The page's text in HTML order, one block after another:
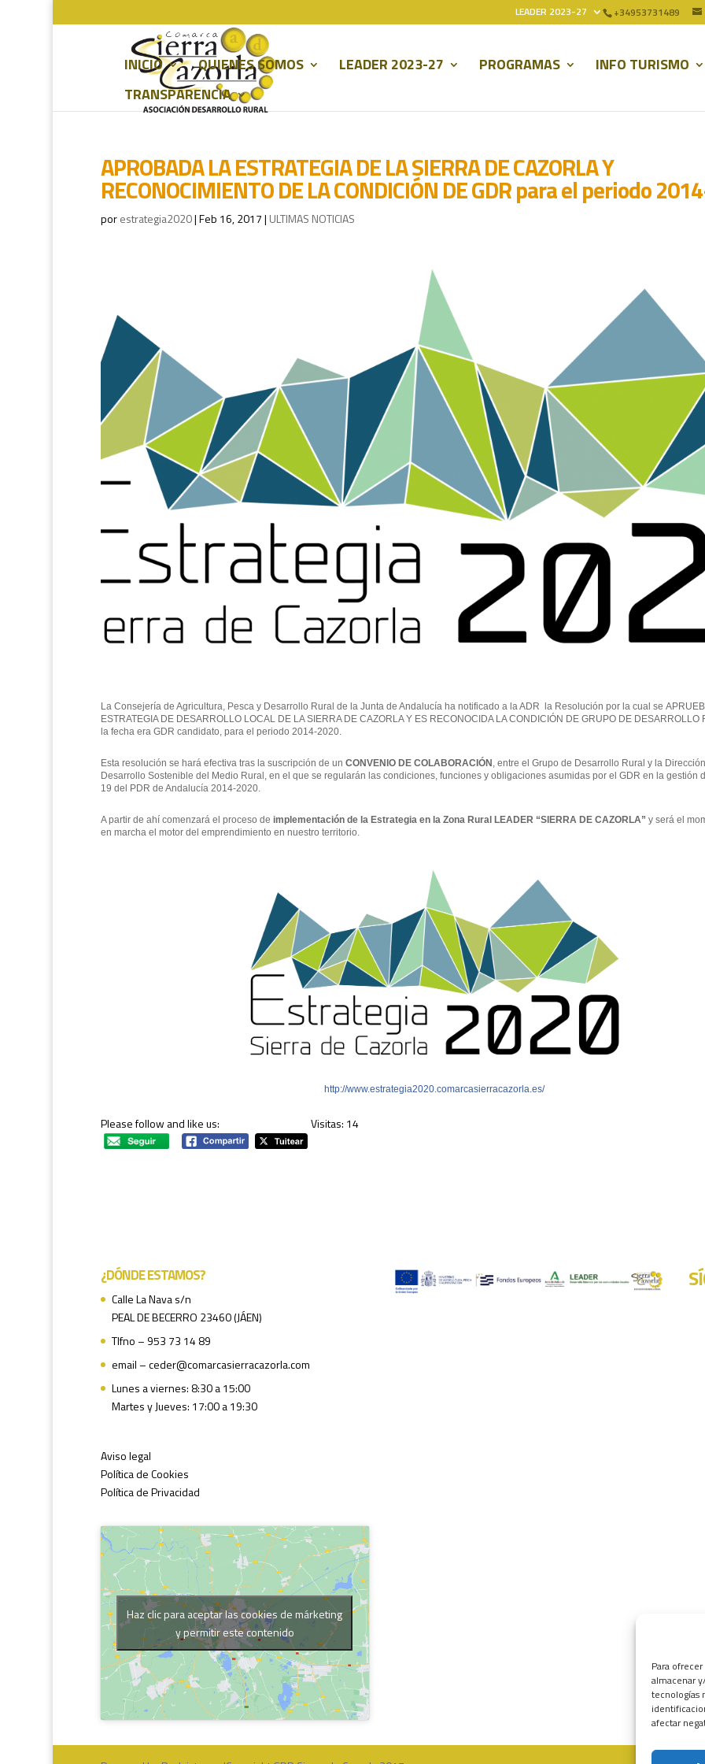
Para
almacenar
tecnologías
afectar
+34953731489
LEADER 2023-27
INICIO QUIENES SOMOS LEADER 2023-27 PROGRAMAS INFO TURISMO
TRANSPARENCIA
APROBADA LA ESTRATEGIA DE LA SIERRA DE CAZORLA Y
RECONOCIMIENTO DE LA CONDICIÓN DE GDR para el periodo
porestrategia2020|Feb 16, 2017| ULTIMAS NOTICIAS
La Consejería de Agricultura, Pesca y Desarrollo Rural de la Junta de Andalucía ha notificado a la ADR la Resolución por la cual se
ESTRATEGIA DE DESARROLLO LOCAL DE LA SIERRA DE CAZORLA Y ES RECONOCIDA LA CONDICIÓN DE GRUPO DE DESARROLLO
la fecha era GDR candidato, para el periodo 2014-2020.
Esta resolución se hará efectiva tras la suscripción de un CONVENIO DE COLABORACIÓN , entre el Grupo de Desarrollo Rural y la
Desarrollo Sostenible del Medio Rural, en el que se regularán las condiciones, funciones y obligaciones asumidas por el GDR en la gestión
19 del PDR de Andalucía 2014-2020.
A partir de ahí comenzará el proceso de implementación de la Estrategia en la Zona Rural LEADER “SIERRA DE CAZORLA” y será el
en marcha el motor del emprendimiento en nuestro territorio.
http://www.estrategia2020.comarcasierracazorla.es/
Please follow and like us: Visitas: 14
¿DÓNDE ESTAMOS?
Calle La Nava s/n
PEAL DE BECERRO 23460 (JÁEN)
Tlfno – 953 73 14 89
email – ceder@comarcasierracazorla.com
Lunes a viernes: 8:30 a 15:00
Martes y Jueves: 17:00 a 19:30
Aviso legal
Política de Cookies
Política de Privacidad
Haz clic para aceptar las cookies de márketing
y permitir este contenido